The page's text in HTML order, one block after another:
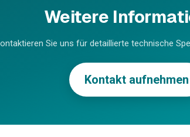
Weitere
Sie uns für detaillierte technische
Kontakt aufnehmen